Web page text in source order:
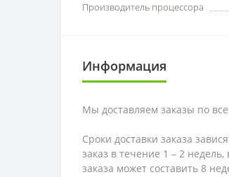
Производитель процессора
Информация
Мы доставляем заказы по
Сроки доставки заказа
заказ в течение 1 – 2
заказа может составить 8